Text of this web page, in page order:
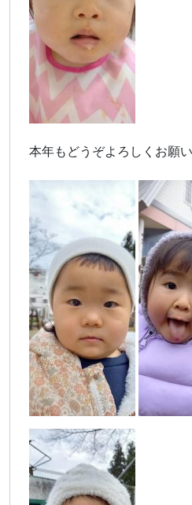
本年もどうぞよろしくお願